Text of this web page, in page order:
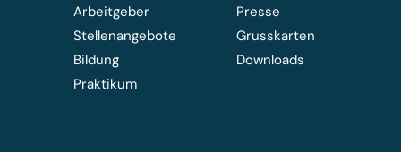
Arbeitgeber
Stellenangebote
Bildung
Praktikum
Presse
Grusskarten
Downloads